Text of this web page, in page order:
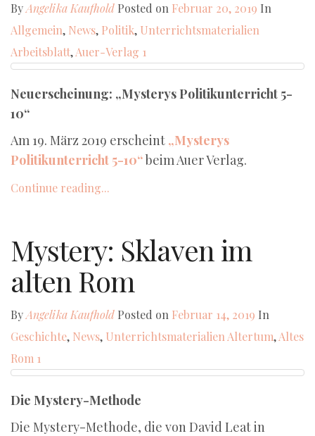
ByAngelika Kaufhold Posted on Februar 20, 2019 In
Allgemein, News, Politik, Unterrichtsmaterialien
Arbeitsblatt,Auer-Verlag 1
Neuerscheinung: „Mysterys Politikunterricht 5-
10“
Am 19. März 2019 erscheint „Mysterys
Politikunterricht 5-10“beim Auer Verlag.
Continue reading...
Mystery: Sklaven im
alten Rom
ByAngelika Kaufhold Posted on Februar 14, 2019 In
Geschichte, News, Unterrichtsmaterialien Altertum,Altes
Rom 1
Die Mystery-Methode
Die Mystery-Methode, die von David Leat in